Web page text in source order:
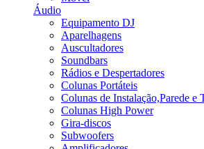
Áudio
Equipamento DJ
Aparelhagens
Auscultadores
Soundbars
Rádios e Despertadores
Colunas Portáteis
Colunas de Instalação,Parede e
Colunas High Power
Gira-discos
Subwoofers